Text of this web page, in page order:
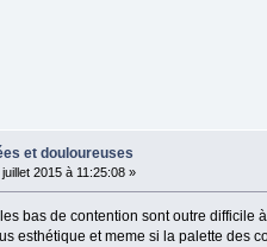
et douloureuses
2015 à 11:25:08 »
bas de contention sont outre difficile
esthétique et meme si la palette des